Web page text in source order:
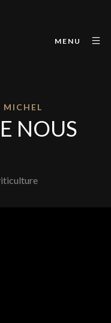
MENU
MICHEL
NOUS